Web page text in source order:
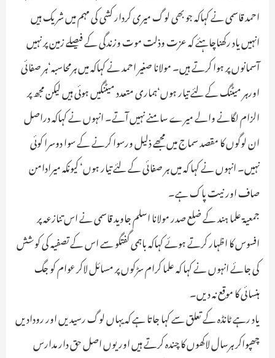
احمد قاسمی نے کہاکہ جو بھی لوگ میری کردار کشی کی مہم میں شریک ہیں
انہیں یاد رکھناچاہئے کہ عزت وذلت موت وزندگی کے فیصلے زمین پر نہیں
آسمانوں پر ہوا کرتے ہیں۔ مولانا صغیر احمد نے کہاکہ میں ہرمحاسبہ‘ہر صفائی
اورہر میٹنگ کے لئے تیار ہوں‘ہماری متعدد میٹنگیں ہوئی ہیں لیکن مجھ پر
الزام لگانے والے میرے سامنے نہیں آتے۔ انہوں نے کہاکہ دراصل
ان لوگوں کا مقصد سماج میں مجھے ذلیل ورسوا کرنے کے سوا دوسرا کوئی
نہیں۔ انہوں نے کہا کہ میں ہر صفائی کے لئے تیار ہوں‘ کیونکہ میرادامن
صاف اور نیت پاک ہے۔
جمعیۃ علما ہند کے ضلع صدر مولانا اسلم جاوید قاسمی نے اس تنازعہ پر
افسوس کا اظہار کرتے ہوئے کہاکہ باہمی گفتگو سے اس کے تصفیہ کی کوشش
کی جائے انہوں نے کہا کہ علما کرام سڑکوں پر مسائل لاکر عوام کو جگ
ہنسائی کا موقع نہ دیں۔
یاد رہے ٹانڈہ کے تعلق سے کہا جاتا ہے کہ یہاں لوگ رسیدیں اور رودادیں
چھپواکر ہرسال لاکھوں کا چندہ کرتے ہیں اور یوں اصل حق دار مدارس